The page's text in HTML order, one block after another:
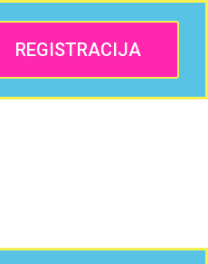
REGISTRACIJA